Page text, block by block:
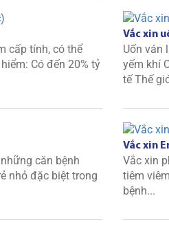
cấp tính, có thể
Có đến 20% tỷ
Vắc xin
Uốn ván
yếm khí
tế Thế
căn bệnh
nhỏ đặc biệt trong
Vắc xin
Vắc xin
tiêm
bệnh...